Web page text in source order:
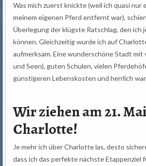
Was mich zuerst knickte (weil ich quasi nur
meinem eigenen Pferd entfernt war),
Überlegung der klügste Ratschlag, den ich
können. Gleichzeitig wurde ich auf
aufmerksam. Eine wunderschöne Stadt mit
und Seen), guten Schulen, vielen
günstigeren Lebenskosten und herrlich
Wir ziehen am 21.
Charlotte!
Je mehr ich über Charlotte las, desto
dass ich das perfekte nächste Etappenziel